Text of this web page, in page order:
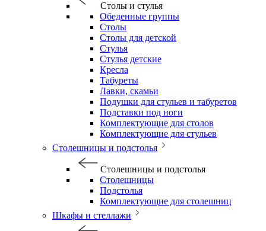
Столы и стулья
Обеденные группы
Столы
Столы для детской
Стулья
Стулья детские
Кресла
Табуреты
Лавки, скамьи
Подушки для стульев и табуретов
Подставки под ноги
Комплектующие для столов
Комплектующие для стульев
Столешницы и подстолья
Столешницы и подстолья
Столешницы
Подстолья
Комплектующие для столешниц
Шкафы и стеллажи